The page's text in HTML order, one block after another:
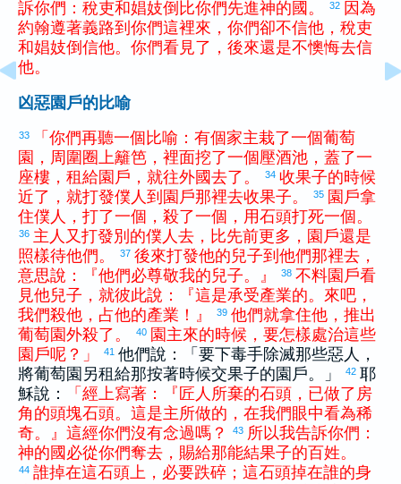
訴你們 ： 稅吏和娼妓倒 比你們先進神的國 。 32 因為
約翰遵著義路到 你們這裡來 ， 你們卻不信他 ， 稅吏
和娼妓倒 信他。 你們看見了 ， 後來還是不懊悔去信
他。
凶惡園戶的比喻
33 「 你們再聽一個 比喻 ： 有個 家主栽了一個葡萄
園 ， 周圍 圈上籬笆 ， 裡面挖了一個 壓酒池 ， 蓋了一
座樓 ， 租 給園戶 ， 就往外國去了。 34 收果子的時候
近了 ， 就打發僕人到 園戶那裡去收果子。 35 園戶拿
住僕人 ， 打了一個 ， 殺了一個 ， 用石頭打死一個 。
36 主人 又打發別的僕人去 ， 比先前更多 ， 園戶還是
照樣待他們。 37 後來打發他的兒子到 他們那裡去 ，
意思說 ： 『他們必尊敬我的兒子。 』 38 不料園戶看
見他兒子 ， 就彼此說 ： 『這是承受產業的。 來吧 ，
我們殺他 ， 占他的產業 ！ 』 39 他們就拿住他 ， 推出
葡萄園外殺了。 40 園主來的時候 ， 要怎樣處治這些
園戶呢 ？ 」 41 他們說：「要下毒手除滅那些惡人，
將葡萄園另租給那按著時候交果子的園戶。」
42 耶
穌說：
「 經上寫著 ： 『 匠人 所棄的石頭 ， 已做了 房
角 的頭塊石頭。 這是主所做的 ， 在我們 眼中看為稀
奇。 』 這經你們沒有念過嗎 ？ 43 所以我告訴你們 ：
神的 國 必從你們奪去 ， 賜給那能結果子的百姓。
44 誰掉在這石頭上 ， 必要跌碎 ； 這石頭掉在誰的身